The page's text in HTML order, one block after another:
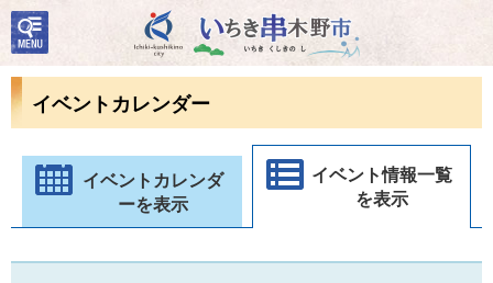
いちき串木野市
検
索・
共通
ューイベントカレンダー
イベントカレンダ
ーを表示
イベント情報一覧
を表示